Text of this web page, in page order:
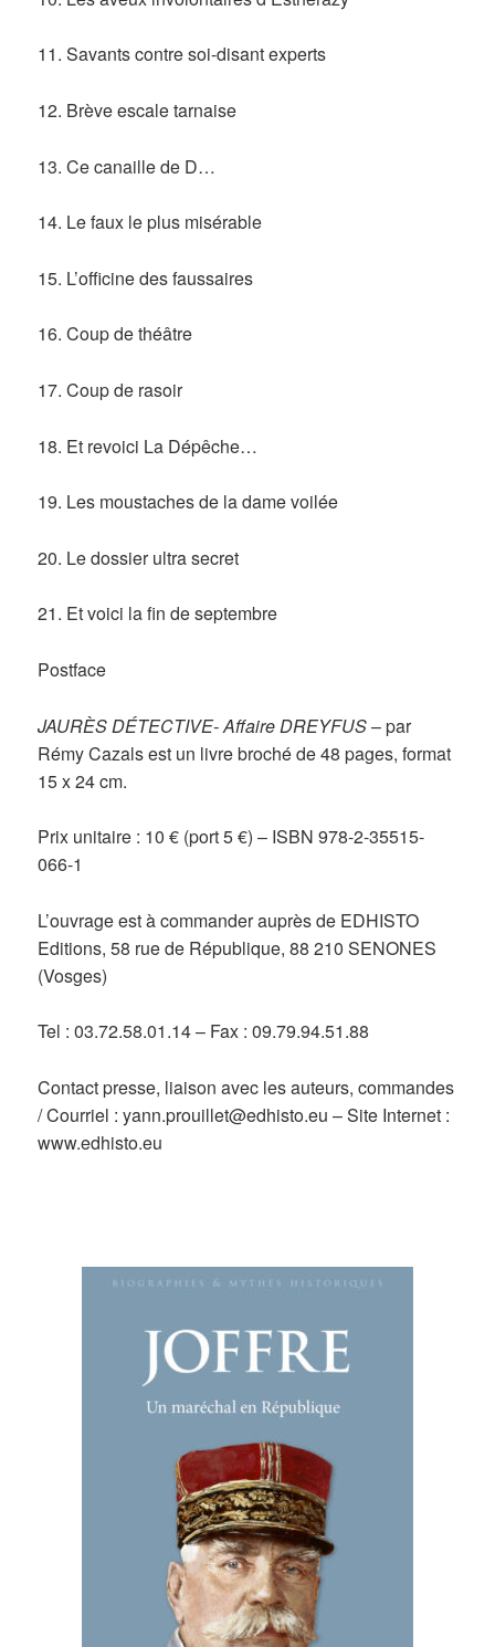
11. Savants contre soi-disant experts
12. Brève escale tarnaise
13. Ce canaille de D…
14. Le faux le plus misérable
15. L’officine des faussaires
16. Coup de théâtre
17. Coup de rasoir
18. Et revoici La Dépêche…
19. Les moustaches de la dame voilée
20. Le dossier ultra secret
21. Et voici la fin de septembre
Postface
JAURÈS DÉTECTIVE- Affaire DREYFUS– par
Rémy Cazals est un livre broché de 48 pages, format
15 x 24 cm.
Prix unitaire : 10 € (port 5 €) – ISBN 978-2-35515-
066-1
L’ouvrage est à commander auprès de EDHISTO
Editions, 58 rue de République, 88 210 SENONES
(Vosges)
Tel : 03.72.58.01.14 – Fax : 09.79.94.51.88
Contact presse, liaison avec les auteurs, commandes
/ Courriel : yann.prouillet@edhisto.eu – Site Internet :
www.edhisto.eu